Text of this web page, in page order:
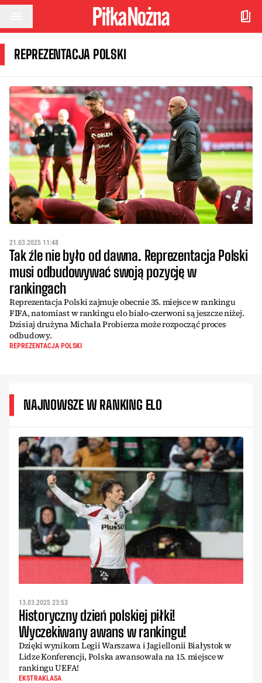
Przejdź do treści
REPREZENTACJA POLSKI
21.03.2025 11:48
Tak źle nie było od dawna. Reprezentacja Polski
musi odbudowywać swoją pozycję w
rankingach
Reprezentacja Polski zajmuje obecnie 35. miejsce w rankingu
FIFA, natomiast w rankingu elo biało-czerwoni są jeszcze niżej.
Dzisiaj drużyna Michała Probierza może rozpocząć proces
odbudowy.
REPREZENTACJA POLSKI
NAJNOWSZE W RANKING ELO
13.03.2025 23:53
Historyczny dzień polskiej piłki!
Wyczekiwany awans w rankingu!
Dzięki wynikom Legii Warszawa i Jagiellonii Białystok w
Lidze Konferencji, Polska awansowała na 15. miejsce w
rankingu UEFA!
EKSTRAKLASA